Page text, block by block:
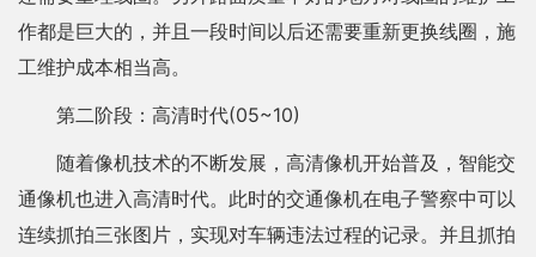
作都是巨大的，并且一段时间以后还需要重新更换线圈，施
工维护成本相当高。
第二阶段：高清时代(05~10)
随着像机技术的不断发展，高清像机开始普及，智能交
通像机也进入高清时代。此时的交通像机在电子警察中可以
连续抓拍三张图片，实现对车辆违法过程的记录。并且抓拍